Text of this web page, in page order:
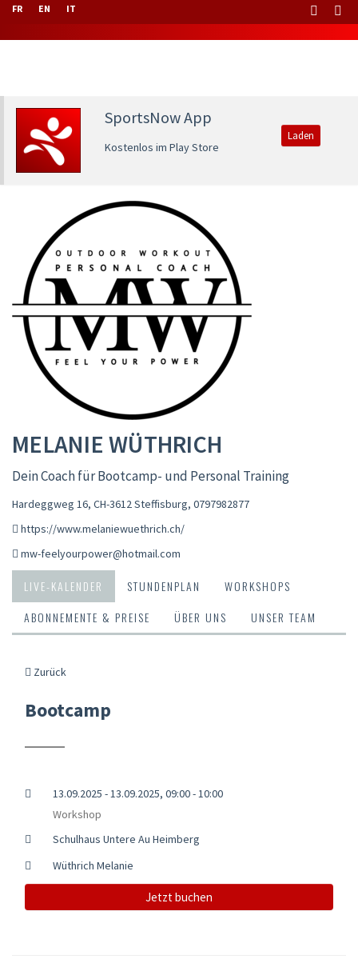
FR EN IT
SportsNow App
Kostenlos im Play Store
Laden
MELANIE WÜTHRICH
Dein Coach für Bootcamp- und Personal Training
Hardeggweg 16, CH-3612 Steffisburg, 0797982877
https://www.melaniewuethrich.ch/
mw-feelyourpower@hotmail.com
LIVE-KALENDER STUNDENPLAN
WORKSHOPS
ABONNEMENTE & PREISE
ÜBER UNS UNSER TEAM
Zurück
Bootcamp
13.09.2025 - 13.09.2025, 09:00 - 10:00
Workshop
Schulhaus Untere Au Heimberg
Wüthrich Melanie
Jetzt buchen